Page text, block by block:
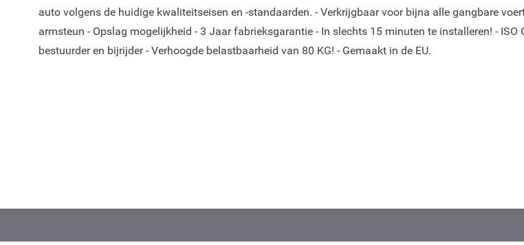
auto volgens de huidige kwaliteitseisen en -standaarden. - Verkrijgbaar voor bijna alle gangbare
armsteun - Opslag mogelijkheid - 3 Jaar fabrieksgarantie - In slechts 15 minuten te installeren! - ISO
bestuurder en bijrijder - Verhoogde belastbaarheid van 80 KG! - Gemaakt in de EU.